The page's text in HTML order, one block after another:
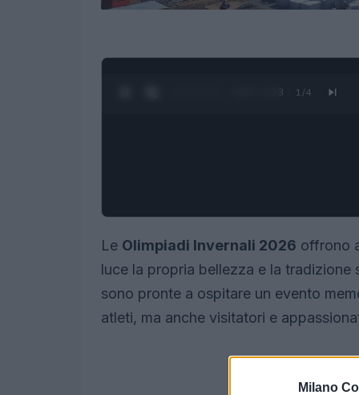
Milano
0:28 / 1:23 1 /4
Le Olimpiadi Invernali 2026 offrono
luce la propria bellezza e la tradizione
sono pronte a ospitare un evento
atleti, ma anche visitatori e